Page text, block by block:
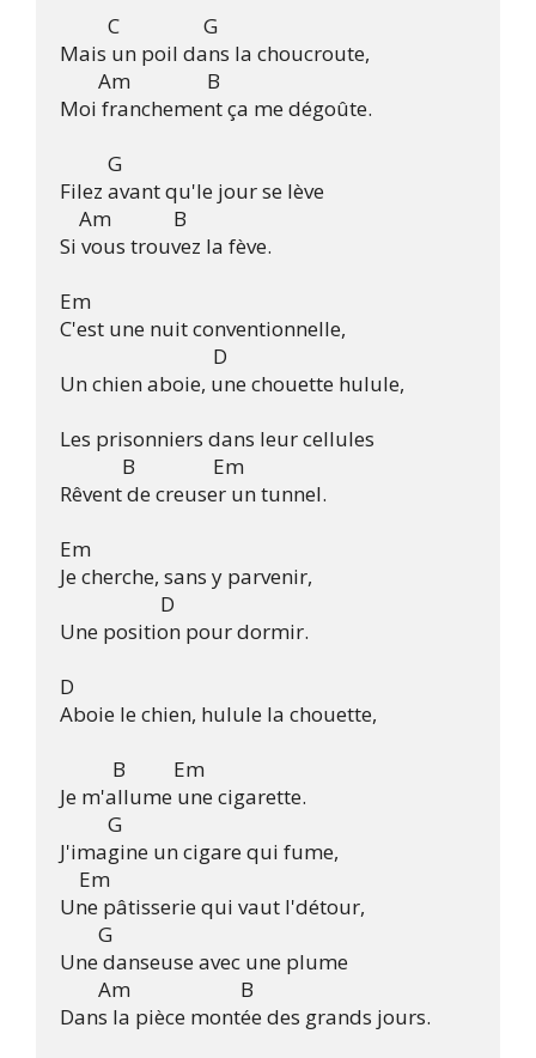
Mais un poil dans la choucroute,
Moi franchement ça me dégoûte.
          G
Filez avant qu'le jour se lève
    Am             B
Si vous trouvez la fève.
Em
C'est une nuit conventionnelle,
                                D
Un chien aboie, une chouette hulule,
Les prisonniers dans leur cellules
Rêvent de creuser un tunnel.
Em
Je cherche, sans y parvenir,
                     D
Une position pour dormir.
D
Aboie le chien, hulule la chouette,
           B          Em
Je m'allume une cigarette.
          G
J'imagine un cigare qui fume,
    Em
Une pâtisserie qui vaut l'détour,
        G
Une danseuse avec une plume
        Am                       B
Dans la pièce montée des grands jours.